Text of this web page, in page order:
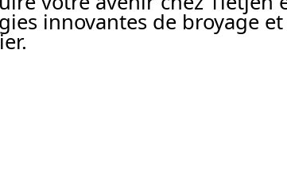
innovantes de broyage